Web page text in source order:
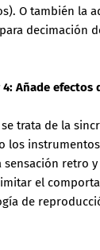
O también la
decimación
Añade efectos
trata de la
los
sensación retro
el
de